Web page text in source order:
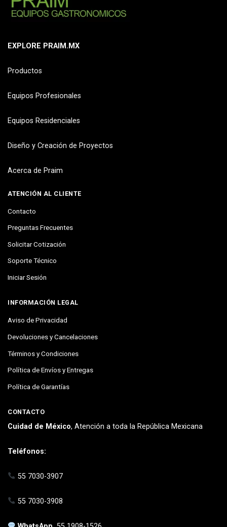
EXPLORE PRAIM.MX
Productos
Equipos Profesionales
Equipos Residenciales
Diseño y Creación de Proyectos
Acerca de Praim
ATENCIÓN AL CLIENTE
Contacto
Preguntas Frecuentes
Solicitar Cotización
Soporte Técnico
Iniciar Sesión
INFORMACIÓN LEGAL
Aviso de Privacidad
Devoluciones y Cancelaciones
Términos y Condiciones
Política de Envíos y Entregas
Política de Garantías
CONTACTO
Cuidad de México, Atención a toda la República Mexicana
Teléfonos:
55 7030-3907
55 7030-3908